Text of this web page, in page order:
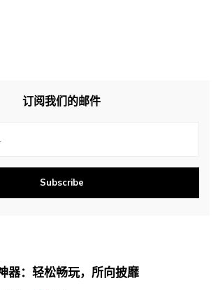
订阅我们的邮件
Subscribe
器：轻松畅玩，所向披靡